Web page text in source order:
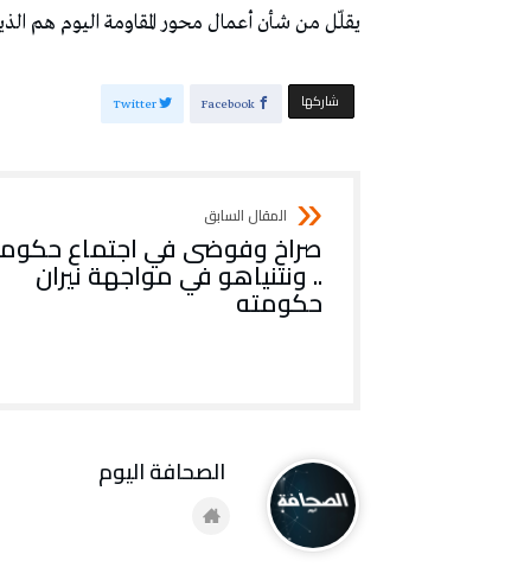
يقلّل من شأن أعمال محور المقاومة اليوم هم
‫‫ شاركها‬ Facebook
Twitter
صراخ وفوضى في اجتماع
.. ونتنياهو في مواجهة نيران
حكومته